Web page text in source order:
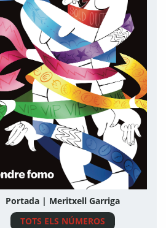
Portada | Meritxell Garriga
TOTS ELS NÚMEROS